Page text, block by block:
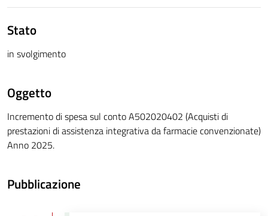
Stato
in svolgimento
Oggetto
Incremento di spesa sul conto A502020402 (Acquisti di
prestazioni di assistenza integrativa da farmacie convenzionate)
Anno 2025.
Pubblicazione